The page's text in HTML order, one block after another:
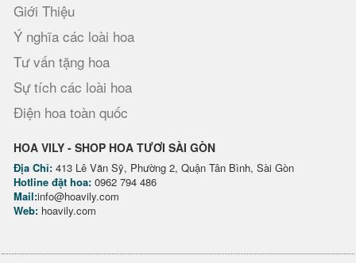
Giới Thiệu
Ý nghĩa các loài hoa
Tư vấn tặng hoa
Sự tích các loài hoa
Điện hoa toàn quốc
HOA VILY - SHOP HOA TƯƠI SÀI GÒN
Địa Chỉ: 413 Lê Văn Sỹ, Phường 2, Quận Tân Bình, Sài Gòn
Hotline đặt hoa: 0962 794 486
Mail:info@hoavily.com
Web: hoavily.com